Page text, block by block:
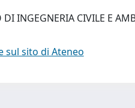
INGEGNERIA CIVILE E
sul sito di Ateneo